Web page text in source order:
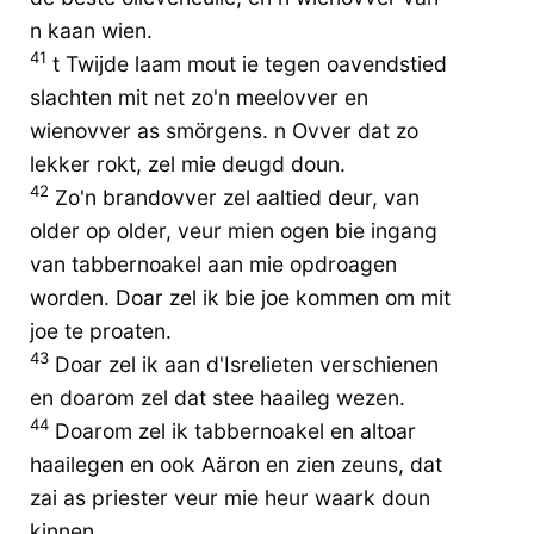
n kaan wien.
41 t Twijde laam mout ie tegen oavendstied
slachten mit net zo'n meelovver en
wienovver as smörgens. n Ovver dat zo
lekker rokt, zel mie deugd doun.
42 Zo'n brandovver zel aaltied deur, van
older op older, veur mien ogen bie ingang
van tabbernoakel aan mie opdroagen
worden. Doar zel ik bie joe kommen om mit
joe te proaten.
43 Doar zel ik aan d'Isrelieten verschienen
en doarom zel dat stee haaileg wezen.
44 Doarom zel ik tabbernoakel en altoar
haailegen en ook Aäron en zien zeuns, dat
zai as priester veur mie heur waark doun